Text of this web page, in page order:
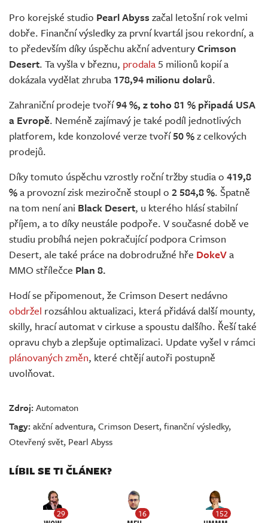
Živě
Pro korejské studio Pearl Abyss začal letošní rok velmi
dobře. Finanční výsledky za první kvartál jsou rekordní, a
to především díky úspěchu akční adventuryCrimson
Desert. Ta vyšla v březnu, prodala 5 milionů kopií a
dokázala vydělat zhruba 178,94 milionu dolarů.
Zahraniční prodeje tvoří94 %, z toho 81 % připadá USA
a Evropě. Neméně zajímavý je také podíl jednotlivých
platforem, kde konzolové verze tvoří50 %z celkových
prodejů.
Díky tomuto úspěchu vzrostly roční tržby studia o 419,8
%a provozní zisk meziročně stoupl o 2 584,8 %. Špatně
na tom není ani Black Desert, u kterého hlásí stabilní
příjem, a to díky neustále podpoře. V současné době ve
studiu probíhá nejen pokračující podpora Crimson
Desert, ale také práce na dobrodružné hře DokeVa
MMO střílečce Plan 8.
Hodí se připomenout, že Crimson Desert nedávno
obdržel rozsáhlou aktualizaci, která přidává další mounty,
skilly, hrací automat v cirkuse a spoustu dalšího. Řeší také
opravu chyb a zlepšuje optimalizaci. Update vyšel v rámci
plánovaných změn, které chtějí autoři postupně
uvolňovat.
Zdroj:Automaton
Tagy:akční adventura,Crimson Desert,finanční výsledky,
Otevřený svět, Pearl Abyss
LÍBIL SE TI ČLÁNEK?
29 16 152